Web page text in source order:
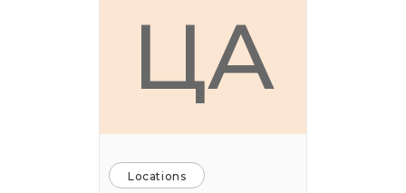
ЦА
Locations